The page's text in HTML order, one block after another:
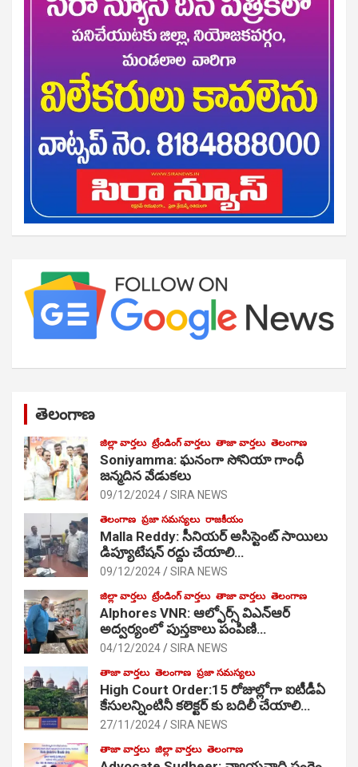
తెలంగాణ
జిల్లా వార్తలు ట్రేండింగ్ వార్తలు తాజా వార్తలు తెలంగాణ
Soniyamma: ఘ‌నంగా సోనియా గాంధీ
జ‌న్మ‌దిన వేడుక‌లు
09/12/2024 SIRA NEWS
తెలంగాణ ప్రజా సమస్యలు రాజకీయం
Malla Reddy: సీనియర్ అసిస్టెంట్ సాయిలు
డిప్యూటేషన్ రద్దు చేయాలి…
09/12/2024 SIRA NEWS
జిల్లా వార్తలు ట్రేండింగ్ వార్తలు తాజా వార్తలు తెలంగాణ
Alphores VNR: ఆల్ఫోర్స్ విఎన్ఆర్
అద్వర్యంలో పుస్తకాలు పంపిణి…
04/12/2024 SIRA NEWS
తాజా వార్తలు తెలంగాణ ప్రజా సమస్యలు
High Court Order:15 రోజుల్లోగా ఐటీడీఏ
కేసులన్నింటినీ కలెక్టర్ కు బదిలీ చేయాలి…
27/11/2024 SIRA NEWS
తాజా వార్తలు జిల్లా వార్తలు తెలంగాణ